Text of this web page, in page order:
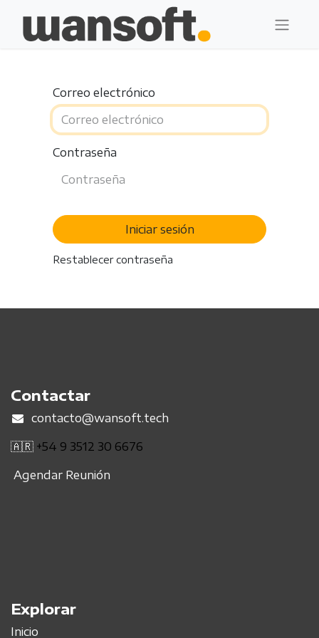
Correo electrónico
Contraseña
Iniciar sesión
Restablecer contraseña
Contactar
contacto@wansoft.tech
🇦🇷 +54 9 3512 30 6676
Agendar Reunión
Explorar
Inicio